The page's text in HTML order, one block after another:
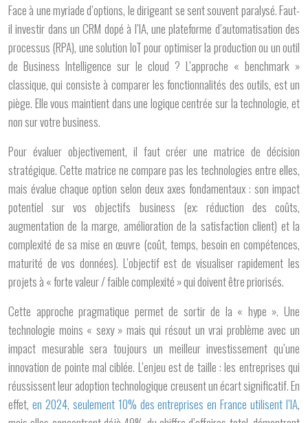
Face à une myriade d’options, le dirigeant se sent souvent paralysé. Faut-
il investir dans un CRM dopé à l’IA, une plateforme d’automatisation des
processus (RPA), une solution IoT pour optimiser la production ou un outil
de Business Intelligence sur le cloud ? L’approche « benchmark »
classique, qui consiste à comparer les fonctionnalités des outils, est un
piège. Elle vous maintient dans une logique centrée sur la technologie, et
non sur votre business.
Pour évaluer objectivement, il faut créer unematrice de décision
stratégique. Cette matrice ne compare pas les technologies entre elles,
mais évalue chaque option selon deux axes fondamentaux : son impact
potentiel sur vos objectifs business (ex: réduction des coûts,
augmentation de la marge, amélioration de la satisfaction client) et la
complexité de sa mise en œuvre (coût, temps, besoin en compétences,
maturité de vos données). L’objectif est de visualiser rapidement les
projets à « forte valeur / faible complexité » qui doivent être priorisés.
Cette approche pragmatique permet de sortir de la « hype ». Une
technologie moins « sexy » mais qui résout un vrai problème avec un
impact mesurable sera toujours un meilleur investissement qu’une
innovation de pointe mal ciblée. L’enjeu est de taille : les entreprises qui
réussissent leur adoption technologique creusent un écart significatif. En
effet, en 2024, seulement 10% des entreprises en France utilisent l’IA,